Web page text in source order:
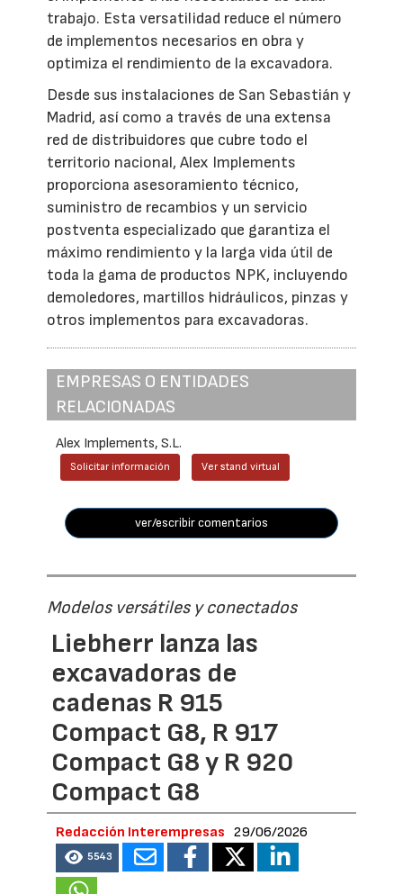
trabajo. Esta versatilidad reduce el número
de implementos necesarios en obra y
optimiza el rendimiento de la excavadora.
Desde sus instalaciones de San Sebastián y
Madrid, así como a través de una extensa
red de distribuidores que cubre todo el
territorio nacional, Alex Implements
proporciona asesoramiento técnico,
suministro de recambios y un servicio
postventa especializado que garantiza el
máximo rendimiento y la larga vida útil de
toda la gama de productos NPK, incluyendo
demoledores, martillos hidráulicos, pinzas y
otros implementos para excavadoras.
EMPRESAS O ENTIDADES
RELACIONADAS
Alex Implements, S.L.
Solicitar información Ver stand virtual
ver/escribir comentarios
Modelos versátiles y conectados
Liebherr lanza las
excavadoras de
cadenas R 915
Compact G8, R 917
Compact G8 y R 920
Compact G8
Redacción Interempresas 29/06/2026
5543